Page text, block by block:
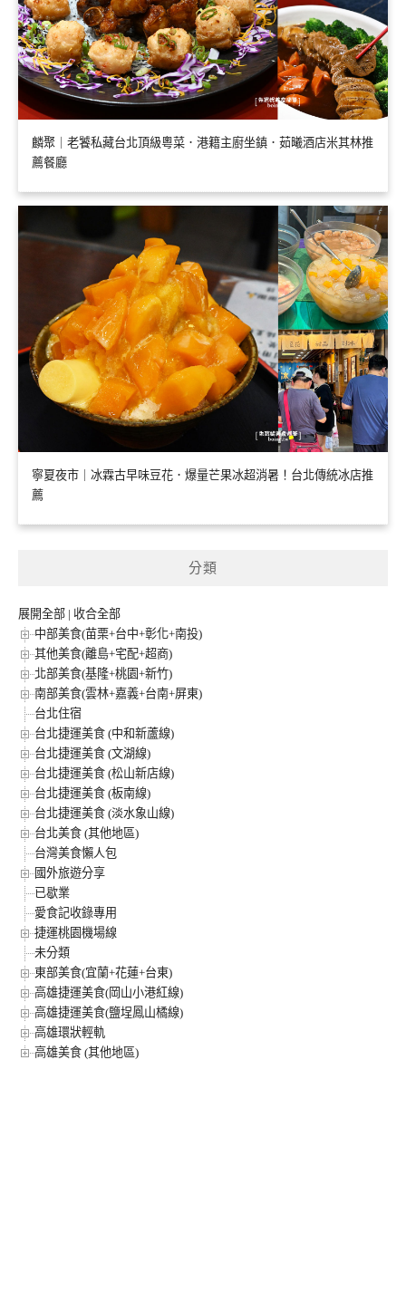
麟聚｜老饕私藏台北頂級粵菜．港籍主廚坐鎮．茹曦酒店米其林推
薦餐廳
寧夏夜市｜冰霖古早味豆花．爆量芒果冰超消暑！台北傳統冰店推
薦
分類
展開全部 | 收合全部
中部美食(苗栗+台中+彰化+南投)
其他美食(離島+宅配+超商)
北部美食(基隆+桃園+新竹)
南部美食(雲林+嘉義+台南+屏東)
台北住宿
台北捷運美食 (中和新蘆線)
台北捷運美食 (文湖線)
台北捷運美食 (松山新店線)
台北捷運美食 (板南線)
台北捷運美食 (淡水象山線)
台北美食 (其他地區)
台灣美食懶人包
國外旅遊分享
已歇業
愛食記收錄專用
捷運桃園機場線
未分類
東部美食(宜蘭+花蓮+台東)
高雄捷運美食(岡山小港紅線)
高雄捷運美食(鹽埕鳳山橘線)
高雄環狀輕軌
高雄美食 (其他地區)